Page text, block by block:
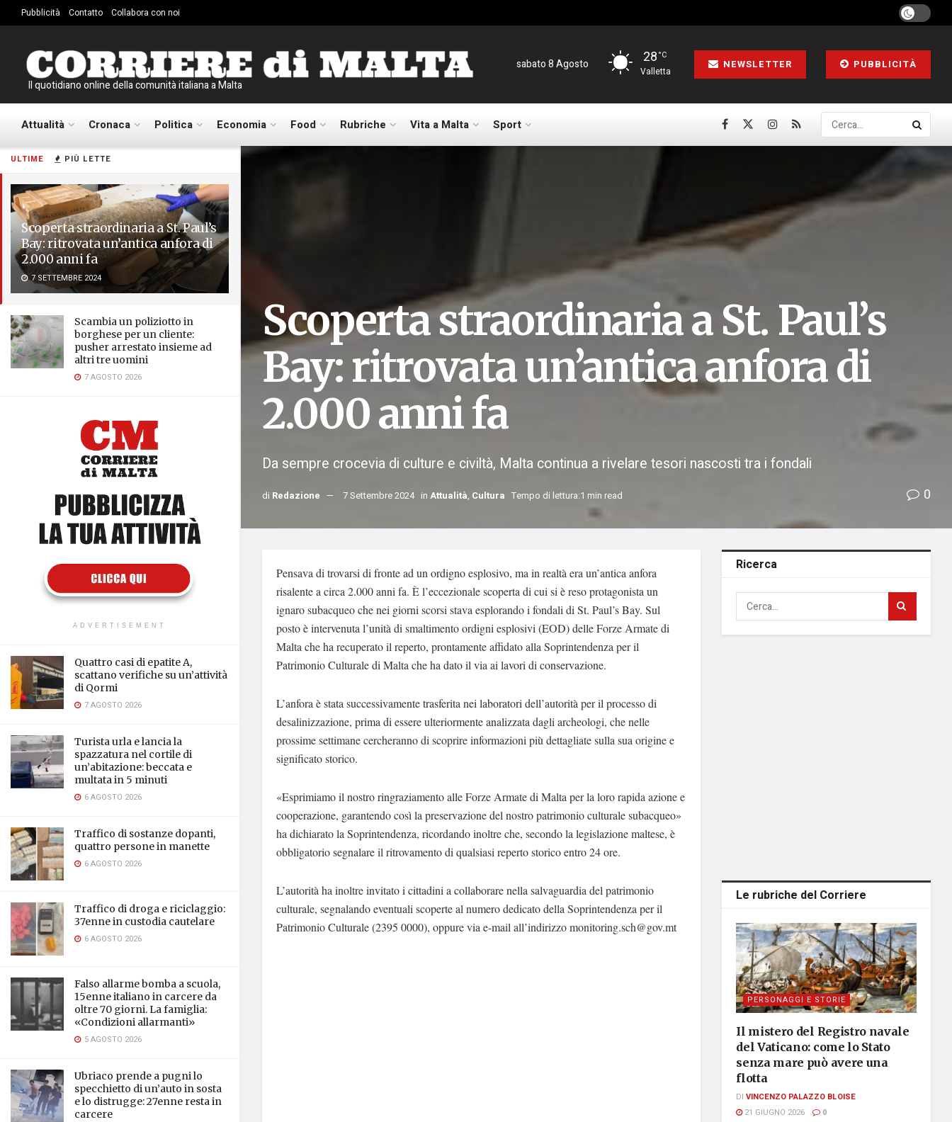
ULTIME PIÙ LETTE
Scoperta straordinaria a St. Paul’s
Bay: ritrovata un’antica anfora di
2.000 anni fa
7 SETTEMBRE 2024
Scambia un poliziotto in
borghese per un cliente:
pusher arrestato insieme ad
altri tre uomini
7 AGOSTO 2026
ADVERTISEMENT
Quattro casi di epatite A,
scattano verifiche su un’attività
di Qormi
7 AGOSTO 2026
Turista urla e lancia la
spazzatura nel cortile di
un’abitazione: beccata e
multata in 5 minuti
6 AGOSTO 2026
Traffico di sostanze dopanti,
quattro persone in manette
6 AGOSTO 2026
Traffico di droga e riciclaggio:
37enne in custodia cautelare
6 AGOSTO 2026
Falso allarme bomba a scuola,
15enne italiano in carcere da
oltre 70 giorni. La famiglia:
«Condizioni allarmanti»
5 AGOSTO 2026
Ubriaco prende a pugni lo
specchietto di un’auto in sosta
e lo distrugge: 27enne resta in
carcere
Pubblicità Contatto Collabora con noi
Il quotidiano online della comunità italiana a Malta
sabato 8 Agosto 28°C
Valletta
NEWSLETTER PUBBLICITÀ
Attualità Cronaca Politica Economia Food Rubriche Vita a Malta Sport
Scoperta straordinaria a St. Paul’s
Bay: ritrovata un’antica anfora di
2.000 anni fa
Da sempre crocevia di culture e civiltà, Malta continua a rivelare tesori nascosti tra i fondali
di Redazione 7 Settembre 2024 in Attualità, Cultura Tempo di lettura:1 min read 0
Pensava di trovarsi di fronte ad un ordigno esplosivo, ma in realtà era un’antica anfora
risalente a circa 2.000 anni fa. È l’eccezionale scoperta di cui si è reso protagonista un
ignaro subacqueo che nei giorni scorsi stava esplorando i fondali di St. Paul’s Bay. Sul
posto è intervenuta l’unità di smaltimento ordigni esplosivi (EOD) delle Forze Armate di
Malta che ha recuperato il reperto, prontamente affidato alla Soprintendenza per il
Patrimonio Culturale di Malta che ha dato il via ai lavori di conservazione.
L’anfora è stata successivamente trasferita nei laboratori dell’autorità per il processo di
desalinizzazione, prima di essere ulteriormente analizzata dagli archeologi, che nelle
prossime settimane cercheranno di scoprire informazioni più dettagliate sulla sua origine e
significato storico.
«Esprimiamo il nostro ringraziamento alle Forze Armate di Malta per la loro rapida azione e
cooperazione, garantendo così la preservazione del nostro patrimonio culturale subacqueo»
ha dichiarato la Soprintendenza, ricordando inoltre che, secondo la legislazione maltese, è
obbligatorio segnalare il ritrovamento di qualsiasi reperto storico entro 24 ore.
L’autorità ha inoltre invitato i cittadini a collaborare nella salvaguardia del patrimonio
culturale, segnalando eventuali scoperte al numero dedicato della Soprintendenza per il
Patrimonio Culturale (2395 0000), oppure via e-mail all’indirizzomonitoring.sch@gov.mt
Ricerca
Le rubriche del Corriere
PERSONAGGI E STORIE
Il mistero del Registro navale
del Vaticano: come lo Stato
senza mare può avere una
flotta
DI VINCENZO PALAZZO BLOISE
21 GIUGNO 2026
0